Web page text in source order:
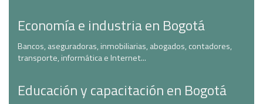
Economía e industria en Bogotá
Bancos, aseguradoras, inmobiliarias, abogados, contadores,
transporte, informática e Internet...
Educación y capacitación en Bogotá